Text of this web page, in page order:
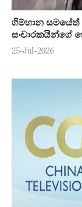
ගිම්හාන සමයේත්
සංචාරකයින්ගේ
25-Jul-2026